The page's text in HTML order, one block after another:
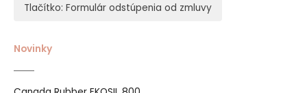
Tlačítko: Formulár odstúpenia od zmluvy
Novinky